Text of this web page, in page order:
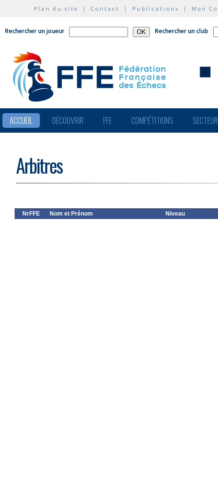
Plan du site | Contact | Publications | Mon
Rechercher un joueur Rechercher un club
ACCUEIL DÉCOUVRIR FFE COMPÉTITIONS
Arbitres
NrFFE Nom et Prénom Niveau